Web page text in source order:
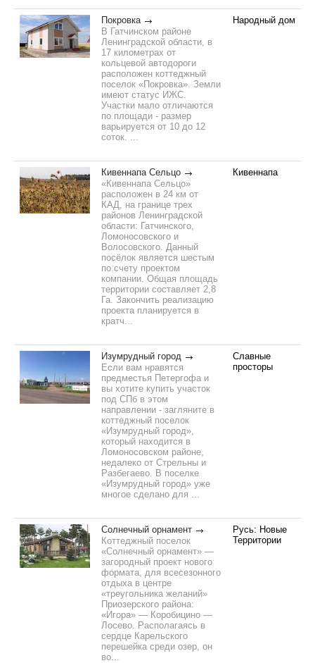
Покровка
В Гатчинском районе
Ленинградской области, в
17 километрах от
кольцевой автодороги
расположен коттеджный
поселок «Покровка». Земли
имеют статус ИЖС.
Участки мало отличаются
по площади - размер
варьируется от 10 до 12
соток. ...
Народный дом
Кивеннапа Сельцо
«Кивеннапа Сельцо»
расположен в 24 км от
КАД, на границе трех
районов Ленинградской
области: Гатчинского,
Ломоносовского и
Волосовского. Данный
посёлок является шестым
по счету проектом
компании. Общая площадь
территории составляет 2,8
Га. Закончить реализацию
проекта планируется в
кратч...
Кивеннапа
Изумрудный город
Если вам нравятся
предместья Петергофа и
вы хотите купить участок
под СПб в этом
направлении - загляните в
коттеджный поселок
«Изумрудный город»,
который находится в
Ломоносовском районе,
недалеко от Стрельны и
Разбегаево. В поселке
«Изумрудный город» уже
многое сделано для ...
Славные
просторы
Солнечный орнамент
Коттеджный поселок
«Солнечный орнамент» —
загородный проект нового
формата, для всесезонного
отдыха в центре
«треугольника желаний»
Приозерского района:
«Игора» — Коробицино —
Лосево. Располагаясь в
сердце Карельского
перешейка среди озер, он
во...
Русь: Новые
Территории